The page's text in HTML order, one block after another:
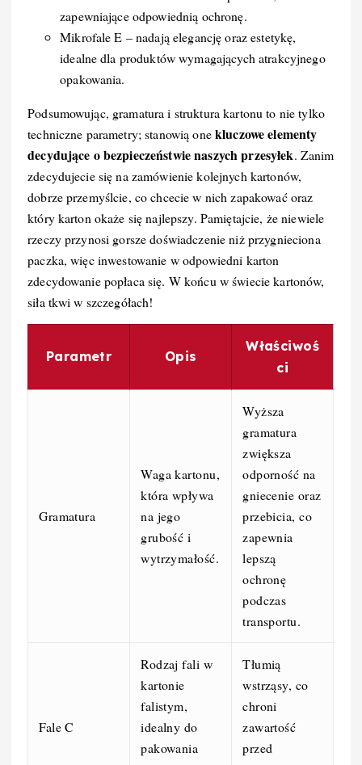
zapewniające odpowiednią ochronę.
Mikrofale E – nadają elegancję oraz estetykę,
idealne dla produktów wymagających atrakcyjnego
opakowania.
Podsumowując, gramatura i struktura kartonu to nie tylko
techniczne parametry; stanowią onekluczowe elementy
decydujące o bezpieczeństwie naszych przesyłek. Zanim
zdecydujecie się na zamówienie kolejnych kartonów,
dobrze przemyślcie, co chcecie w nich zapakować oraz
który karton okaże się najlepszy. Pamiętajcie, że niewiele
rzeczy przynosi gorsze doświadczenie niż przygnieciona
paczka, więc inwestowanie w odpowiedni karton
zdecydowanie popłaca się. W końcu w świecie kartonów,
siła tkwi w szczegółach!
Parametr Opis
Właściwoś
ci
Gramatura
Waga kartonu,
która wpływa
na jego
grubość i
wytrzymałość.
Wyższa
gramatura
zwiększa
odporność na
gniecenie oraz
przebicia, co
zapewnia
lepszą
ochronę
podczas
transportu.
Fale C
Rodzaj fali w
kartonie
falistym,
idealny do
pakowania
Tłumią
wstrząsy, co
chroni
zawartość
przed